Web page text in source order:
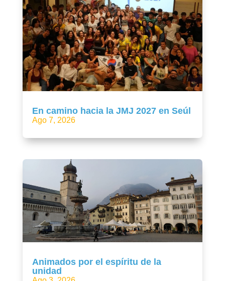
En camino hacia la JMJ 2027 en Seúl
Ago 7, 2026
Animados por el espíritu de la
unidad